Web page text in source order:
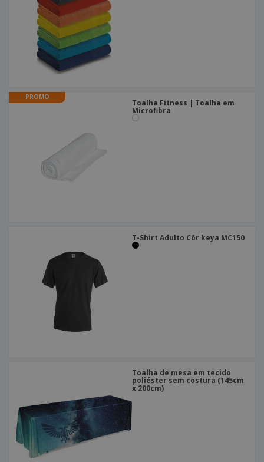
PROMO
Toalha Fitness | Toalha em
Microfibra
T-Shirt Adulto Côr keya MC150
Toalha de mesa em tecido
poliéster sem costura (145cm
x 200cm)